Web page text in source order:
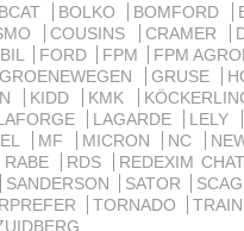
BOLKO BOMFORD
COUSINS CRAMER
FORD FPM
FPM
GROENEWEGEN GRUSE
KIDD KMK
LAGARDE
LELY
MF MICRON NC
RABE RDS
REDEXIM
SANDERSON SATOR
TORNADO